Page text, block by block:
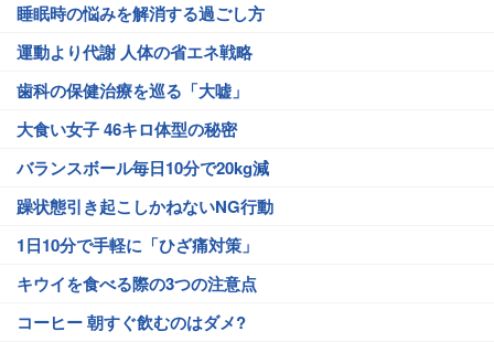
睡眠時の悩みを解消する過ごし方
運動より代謝 人体の省エネ戦略
歯科の保健治療を巡る「大嘘」
大食い女子 46キロ体型の秘密
バランスボール毎日10分で20kg減
躁状態引き起こしかねないNG行動
1日10分で手軽に「ひざ痛対策」
キウイを食べる際の3つの注意点
コーヒー 朝すぐ飲むのはダメ?